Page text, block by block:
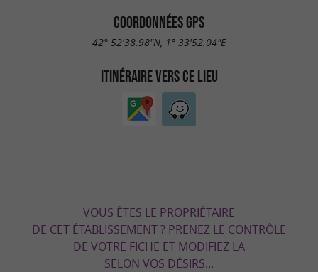
COORDONNÉES GPS
42° 52'38.98"N, 1° 33'52.04"E
ITINÉRAIRE VERS CE LIEU
VOUS ÊTES LE PROPRIÉTAIRE
DE CET ÉTABLISSEMENT ? PRENEZ LE CONTRÔLE
DE VOTRE FICHE ET MODIFIEZ LA
SELON VOS DÉSIRS...